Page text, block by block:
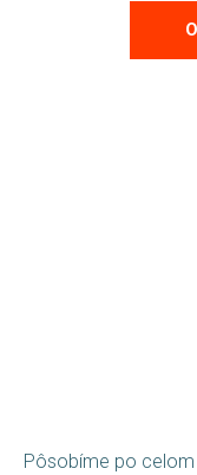
Pôsobíme po celom